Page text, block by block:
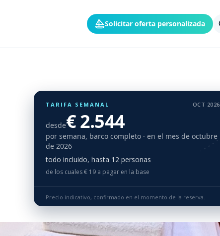
Solicitar oferta personalizada
TARIFA SEMANAL OCT 2026
desde€ 2.544
por semana, barco completo · en el mes de octubre
de 2026
todo incluido, hasta 12 personas
de los cuales € 19 a pagar en la base
Precio indicativo, confirmado en el momento de la reserva.